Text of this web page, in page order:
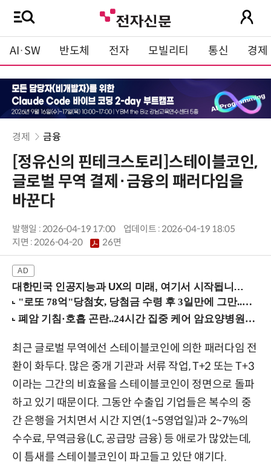
AI·SW 반도체 전자 모빌리티 통신 경제
경제 금융
[정유신의 핀테크스토리]스테이블코인,
글로벌 무역 결제·금융의 패러다임을
바꾼다
발행일 : 2026-04-19 17:00
업데이트 : 2026-04-19 18:05
지면 :2026-04-20 26면
대한민국 인공지능과 UX의 미래, 여기서 시작됩니다! (9/2 강남역)
최근 글로벌 무역에선 스테이블코인에 의한 패러다임 전
환이 화두다. 많은 중개 기관과 서류 작업, T+2 또는 T+3
이라는 그간의 비효율을 스테이블코인이 정면으로 돌파
하고 있기 때문이다. 그동안 수출입 기업들은 복수의 중
간 은행을 거치면서 시간 지연(1~5영업일)과 2~7%의
수수료, 무역금융(LC, 공급망 금융) 등 애로가 많았는데,
이 틈새를 스테이블코인이 파고들고 있단 얘기다.